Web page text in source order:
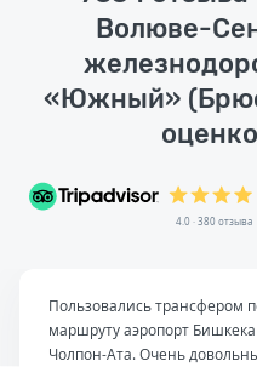
Волюве-
«Южный»
4.0 · 380 отзыва
Пользовались трансфером
маршруту аэропорт
Чолпон-Ата. Очень